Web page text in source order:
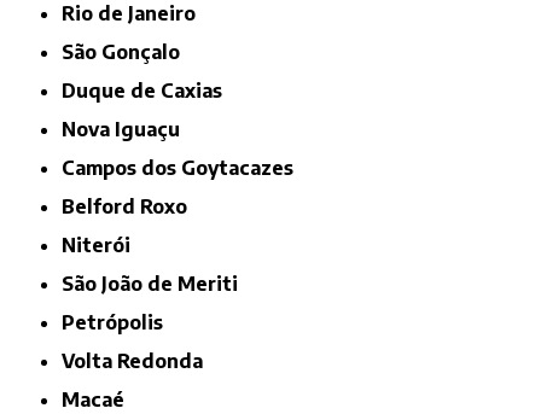
Rio de Janeiro
São Gonçalo
Duque de Caxias
Nova Iguaçu
Campos dos Goytacazes
Belford Roxo
Niterói
São João de Meriti
Petrópolis
Volta Redonda
Macaé